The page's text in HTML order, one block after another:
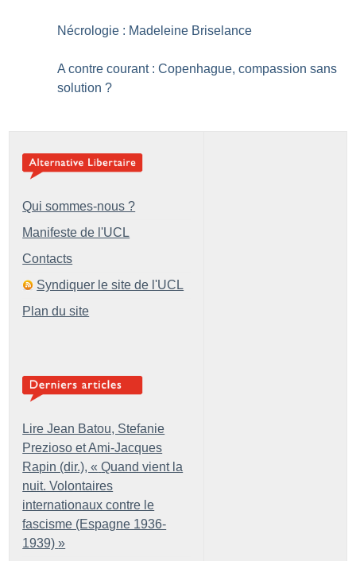
Nécrologie : Madeleine Briselance
A contre courant : Copenhague, compassion sans
solution ?
Qui sommes-nous ?
Manifeste de l'UCL
Contacts
Syndiquer le site de l'UCL
Plan du site
Lire Jean Batou, Stefanie
Prezioso et Ami-Jacques
Rapin (dir.), « Quand vient la
nuit. Volontaires
internationaux contre le
fascisme (Espagne 1936-
1939) »